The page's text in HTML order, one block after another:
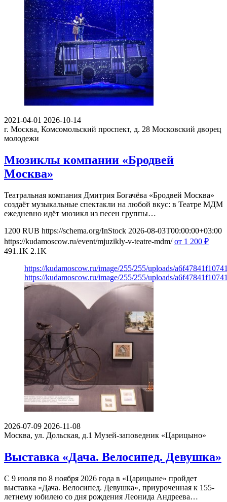
2021-04-01 2026-10-14
г. Москва, Комсомольский проспект, д. 28 Московский дворец
молодежи
Мюзиклы компании «Бродвей
Москва»
Театральная компания Дмитрия Богачёва «Бродвей Москва»
создаёт музыкальные спектакли на любой вкус: в Театре МДМ
ежедневно идёт мюзикл из песен группы…
1200 RUB https://schema.org/InStock 2026-08-03T00:00:00+03:00
https://kudamoscow.ru/event/mjuzikly-v-teatre-mdm/ от 1 200 ₽
491.1K 2.1K
https://kudamoscow.ru/image/255/255/uploads/
https://kudamoscow.ru/image/255/255/uploads/
2026-07-09 2026-11-08
Москва, ул. Дольская, д.1 Музей-заповедник «Царицыно»
Выставка «Дача. Велосипед. Девушка»
С 9 июля по 8 ноября 2026 года в «Царицыне» пройдет
выставка «Дача. Велосипед. Девушка», приуроченная к 155-
летнему юбилею со дня рождения Леонида Андреева…